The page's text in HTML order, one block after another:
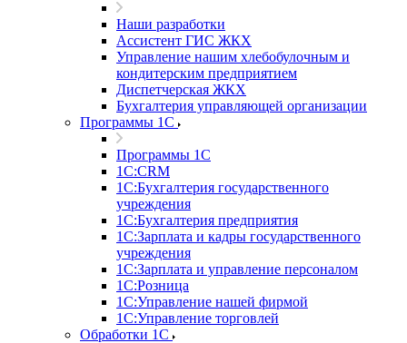
Наши разработки
Ассистент ГИС ЖКХ
Управление нашим хлебобулочным и
кондитерским предприятием
Диспетчерская ЖКХ
Бухгалтерия управляющей организации
Программы 1С
Программы 1С
1С:CRM
1С:Бухгалтерия государственного
учреждения
1С:Бухгалтерия предприятия
1С:Зарплата и кадры государственного
учреждения
1С:Зарплата и управление персоналом
1С:Розница
1С:Управление нашей фирмой
1С:Управление торговлей
Обработки 1С